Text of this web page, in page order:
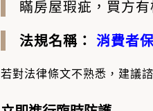
瞞房屋瑕疵，買方
法規名稱： 消費者
若對法律條文不熟悉，建議